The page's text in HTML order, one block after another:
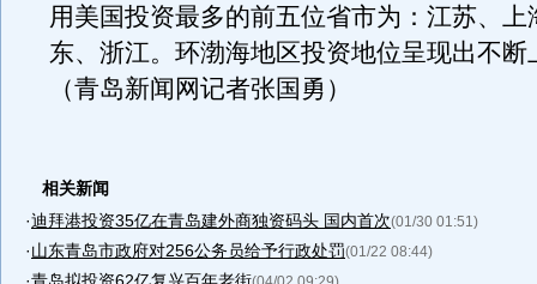
用美国投资最多的前五位省市为：江苏、上
东、浙江。环渤海地区投资地位呈现出不断
（青岛新闻网记者张国勇）
相关新闻
·迪拜港投资35亿在青岛建外商独资码头 国内首次(01/30 01:51)
·山东青岛市政府对256公务员给予行政处罚(01/22 08:44)